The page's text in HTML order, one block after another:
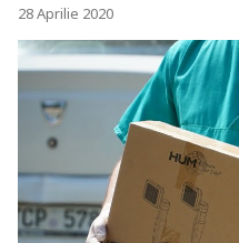
28 Aprilie 2020